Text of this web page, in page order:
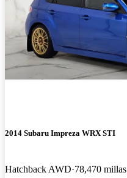
2014 Subaru Impreza WRX STI
Hatchback AWD 78,470 millas